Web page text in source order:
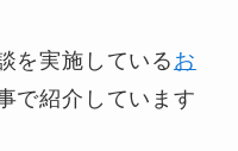
を実施している お
で紹介しています